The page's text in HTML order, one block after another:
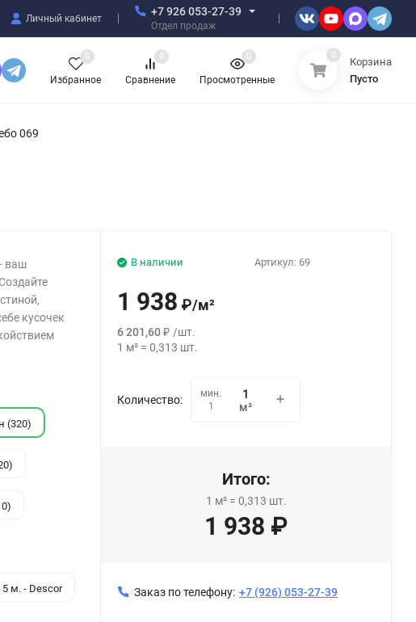
Личный кабинет
+7 926 053-27-39
Отдел продаж
Избранное
0
Сравнение
0
Просмотренные
0 0
Корзина
Пусто
069
ваш
кусочек
(320)
м. - Descor
Артикул: 69
В наличии
1 938 ₽/м²
6 201,60₽ /шт.
1 м² =0,313 шт.
Количество:
мин.
1
м²
Итого:
1 м²= 0,313 шт.
1 938 ₽
Заказ по телефону: +7 (926) 053-27-39